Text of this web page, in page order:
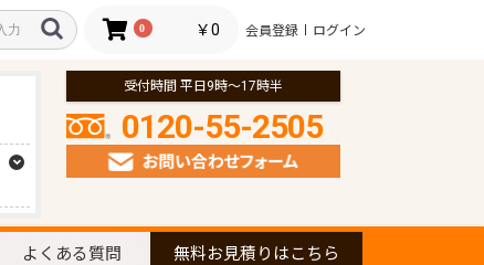
0 ￥0 会員登録 ログイン
受付時間 平日9時～17時半
0120-55-2505
よくある質問 無料お見積りはこちら